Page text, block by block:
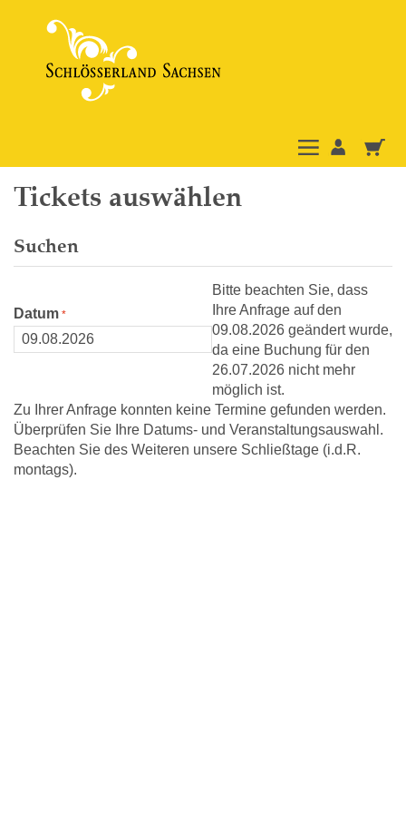
Tickets auswählen
Suchen
Datum
Bitte beachten Sie, dass
Ihre Anfrage auf den
09.08.2026 geändert wurde,
da eine Buchung für den
26.07.2026 nicht mehr
möglich ist.
Zu Ihrer Anfrage konnten keine Termine gefunden werden.
Überprüfen Sie Ihre Datums- und Veranstaltungsauswahl.
Beachten Sie des Weiteren unsere Schließtage (i.d.R.
montags).